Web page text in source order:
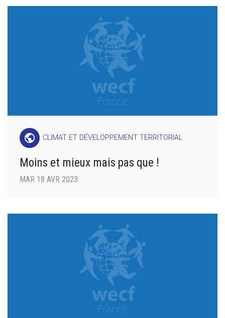
public CLIMAT ET DÉVELOPPEMENT TERRITORIAL
Moins et mieux mais pas que !
MAR 18 AVR 2023